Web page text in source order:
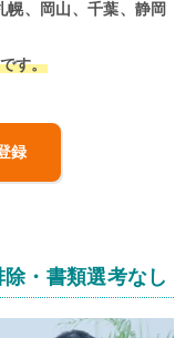
、岡山、千葉、静岡
す。
録
・書類選考なし